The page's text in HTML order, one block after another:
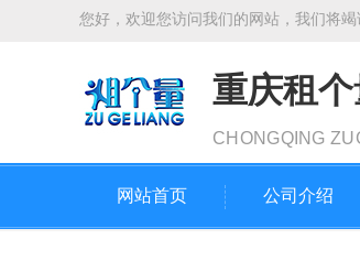
您好，欢迎您访问我们的网站，我们将竭
重庆租
CHONGQING
网站首页 公司介绍